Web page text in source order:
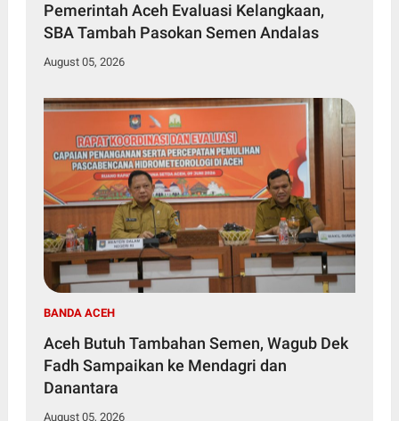
Pemerintah Aceh Evaluasi Kelangkaan,
SBA Tambah Pasokan Semen Andalas
August 05, 2026
BANDA ACEH
Aceh Butuh Tambahan Semen, Wagub Dek
Fadh Sampaikan ke Mendagri dan
Danantara
August 05, 2026